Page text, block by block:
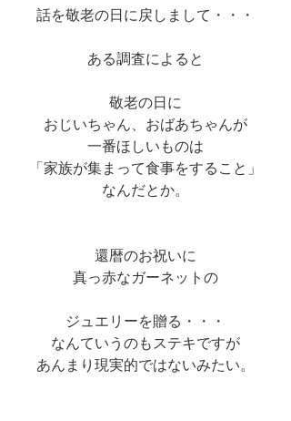
話を敬老の日に戻しまして・・・
ある調査によると
敬老の日に
おじいちゃん、おばあちゃんが
一番ほしいものは
「家族が集まって食事をすること」
なんだとか。
還暦のお祝いに
真っ赤なガーネットの
ジュエリーを贈る・・・
なんていうのもステキですが
あんまり現実的ではないみたい。